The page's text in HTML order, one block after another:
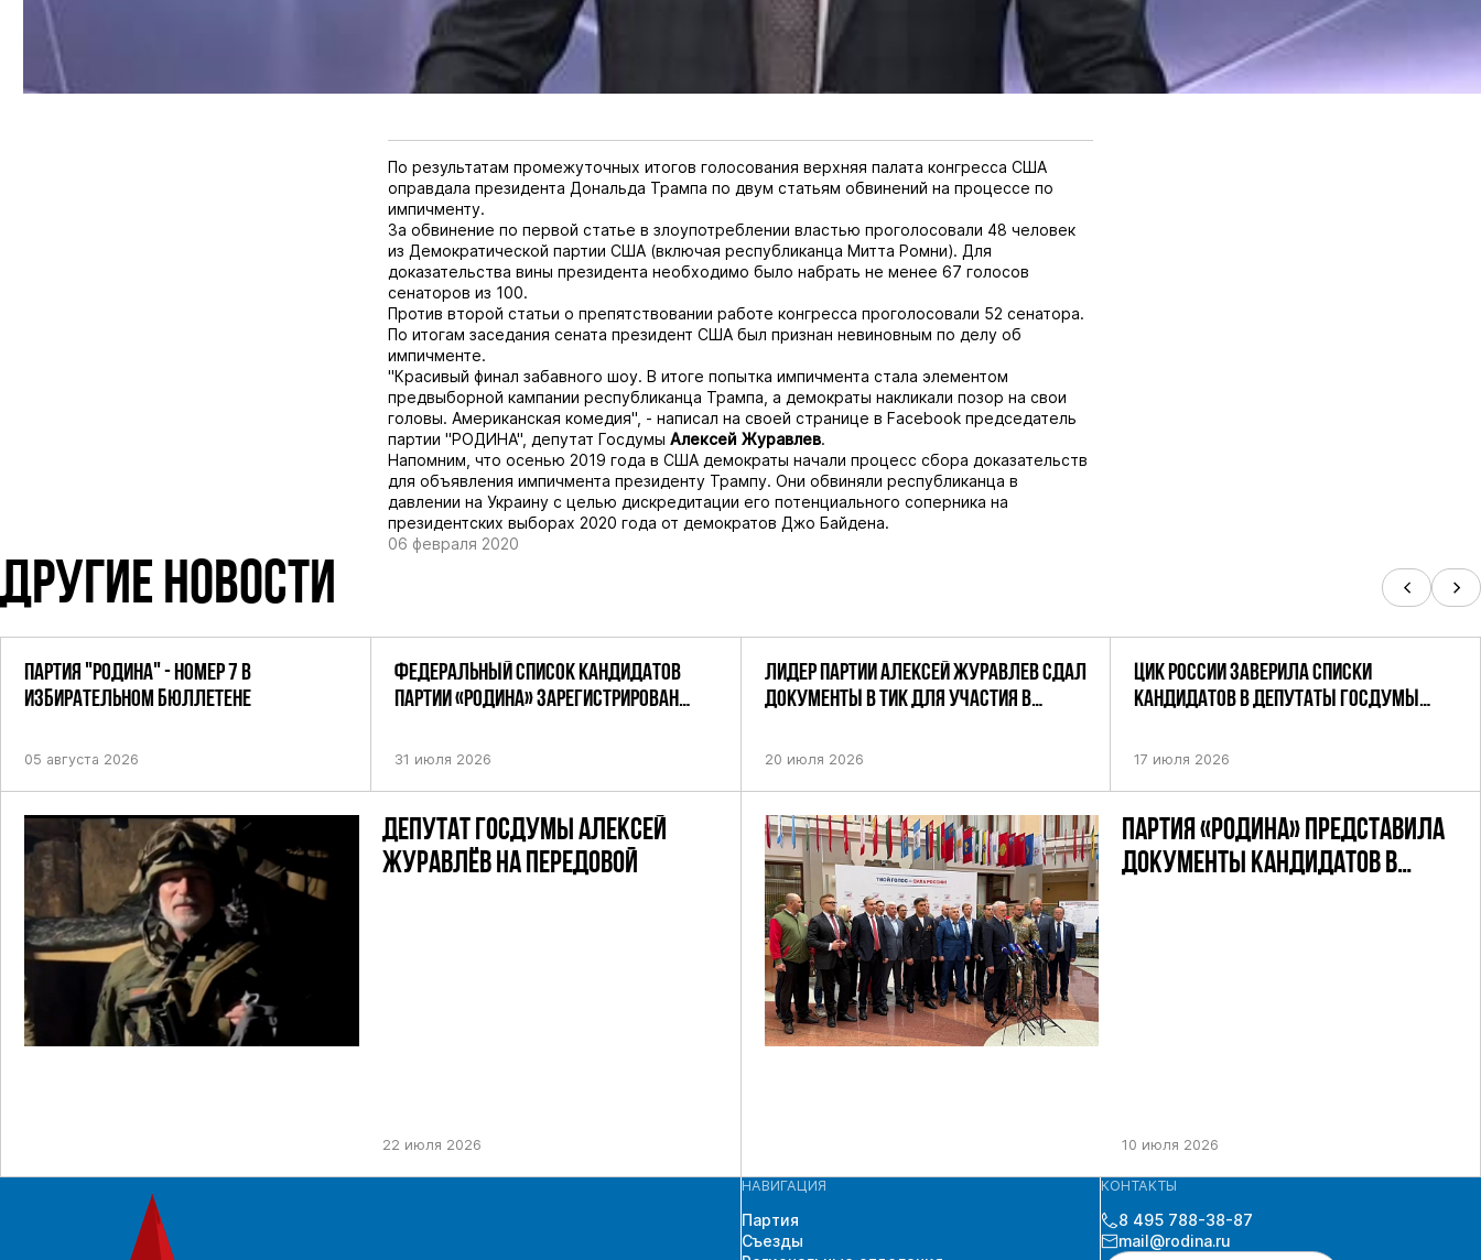
По результатам промежуточных итогов голосования верхняя палата конгресса США
оправдала президента Дональда Трампа по двум статьям обвинений на процессе по
импичменту.
За обвинение по первой статье в злоупотреблении властью проголосовали 48 человек
из Демократической партии США (включая республиканца Митта Ромни). Для
доказательства вины президента необходимо было набрать не менее 67 голосов
сенаторов из 100.
Против второй статьи о препятствовании работе конгресса проголосовали 52 сенатора.
По итогам заседания сената президент США был признан невиновным по делу об
импичменте.
"Красивый финал забавного шоу. В итоге попытка импичмента стала элементом
предвыборной кампании республиканца Трампа, а демократы накликали позор на свои
головы. Американская комедия", - написал на своей странице в Facebook председатель
партии "РОДИНА", депутат Госдумы Алексей Журавлев.
Напомним, что осенью 2019 года в США демократы начали процесс сбора доказательств
для объявления импичмента президенту Трампу. Они обвиняли республиканца в
давлении на Украинус целью дискредитации его потенциального соперника на
президентских выборах 2020 года от демократов Джо Байдена.
06 февраля 2020
ДРУГИЕ НОВОСТИ
ПАРТИЯ "РОДИНА" - НОМЕР 7 В
ИЗБИРАТЕЛЬНОМ БЮЛЛЕТЕНЕ
05 августа 2026
ФЕДЕРАЛЬНЫЙ СПИСОК КАНДИДАТОВ
ПАРТИИ «РОДИНА» ЗАРЕГИСТРИРОВАН
31 июля 2026
ДЕПУТАТ ГОСДУМЫ АЛЕКСЕЙ
ЖУРАВЛЁВ НА ПЕРЕДОВОЙ
22 июля 2026
ЛИДЕР ПАРТИИ АЛЕКСЕЙ ЖУРАВЛЕВ СДАЛ
ДОКУМЕНТЫ В ТИК ДЛЯ УЧАСТИЯ В
ПО НЕФТЕКАМСКОМУ ОДНОМАНДАТНОМУ
20 июля 2026
ЦИК РОССИИ ЗАВЕРИЛА СПИСКИ
КАНДИДАТОВ В ДЕПУТАТЫ ГОСДУМЫ
17 июля 2026
ПАРТИЯ «РОДИНА» ПРЕДСТАВИЛА
ДОКУМЕНТЫ КАНДИДАТОВ В
10 июля 2026
НАВИГАЦИЯ
Партия
Съезды
КОНТАКТЫ
8 495 788-38-87
mail@rodina.ru